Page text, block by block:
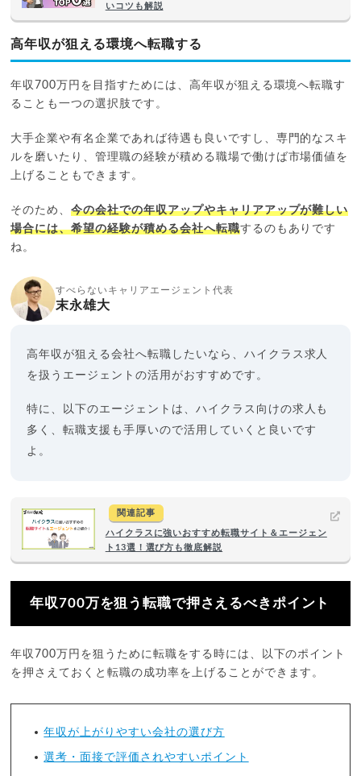
いコツも解説
高年収が狙える環境へ転職する
年収700万円を目指すためには、高年収が狙える環境へ転職す
ることも一つの選択肢です。
大手企業や有名企業であれば待遇も良いですし、専門的なスキ
ルを磨いたり、管理職の経験が積める職場で働けば市場価値を
上げることもできます。
そのため、今の会社での年収アップやキャリアアップが難しい
場合には、希望の経験が積める会社へ転職するのもありです
ね。
すべらないキャリアエージェント代表
末永雄大
高年収が狙える会社へ転職したいなら、ハイクラス求人
を扱うエージェントの活用がおすすめです。
特に、以下のエージェントは、ハイクラス向けの求人も
多く、転職支援も手厚いので活用していくと良いです
よ。
関連記事
ハイクラスに強いおすすめ転職サイト＆エージェン
ト13選！選び方も徹底解説
年収700万を狙う転職で押さえるべきポイント
年収700万円を狙うために転職をする時には、以下のポイント
を押さえておくと転職の成功率を上げることができます。
年収が上がりやすい会社の選び方
選考・面接で評価されやすいポイント